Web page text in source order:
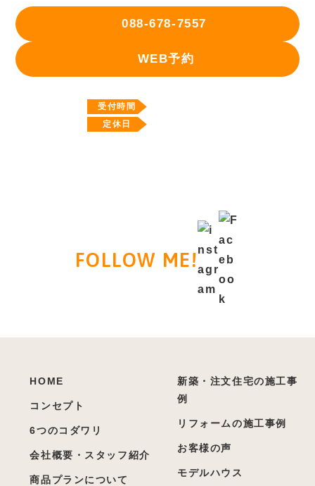
088-678-7557
WEB予約
受付時間
定休日
FOLLOW ME!
HOME
コンセプト
6つのコダワリ
会社概要・スタッフ紹介
商品プランについて
新築・注文住宅の施工事
例
リフォームの施工事例
お客様の声
モデルハウス